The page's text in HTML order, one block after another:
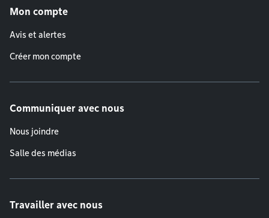
Mon compte
Avis et alertes
Créer mon compte
Communiquer avec nous
Nous joindre
Salle des médias
Travailler avec nous